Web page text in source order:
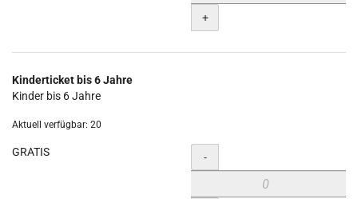
+
Kinderticket bis 6 Jahre
Kinder bis 6 Jahre
Aktuell verfügbar: 20
GRATIS Menge
-